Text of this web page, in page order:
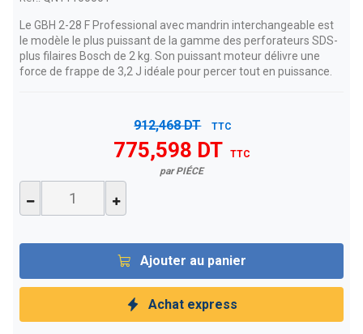
Le GBH 2-28 F Professional avec mandrin interchangeable est
le modèle le plus puissant de la gamme des perforateurs SDS-
plus filaires Bosch de 2 kg. Son puissant moteur délivre une
force de frappe de 3,2 J idéale pour percer tout en puissance.
912,468 DT TTC
775,598 DT
TTC
par PIÉCE
Ajouter au panier
Achat express